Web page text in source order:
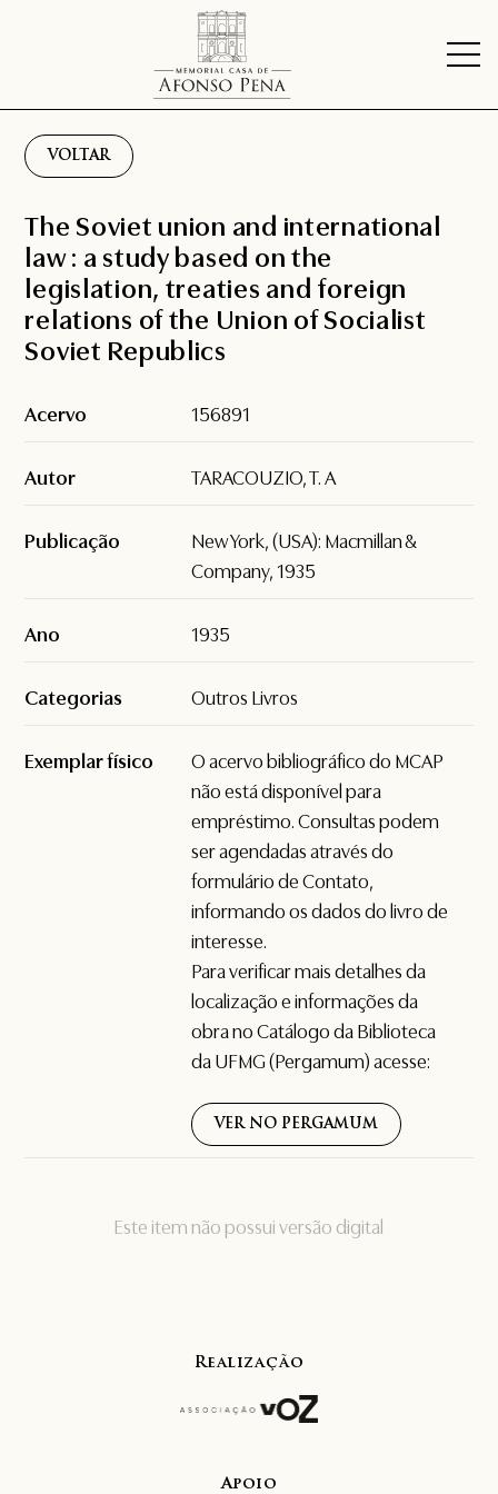
VOLTAR
Este item não possui versão digital
The Soviet union and international
law : a study based on the
legislation, treaties and foreign
relations of the Union of Socialist
Soviet Republics
Acervo 156891
Autor TARACOUZIO, T. A
Publicação
New York, (USA): Macmillan &
Company, 1935
Ano 1935
Categorias Outros Livros
Exemplar físico
O acervo bibliográfico do MCAP
não está disponível para
empréstimo. Consultas podem
ser agendadas através do
formulário deContato,
informando os dados do livro de
interesse.
Para verificar mais detalhes da
localização e informações da
obra no Catálogo da Biblioteca
da UFMG (Pergamum) acesse:
VER NO PERGAMUM
Realização
Apoio